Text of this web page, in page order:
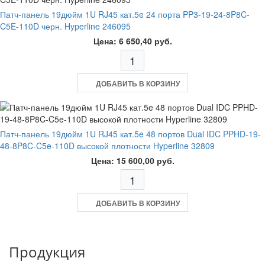
Патч-панель 19дюйм 1U RJ45 кат.5e 24 порта PP3-19-24-8P8C-
C5E-110D черн. Hyperline 246095
Цена: 6 650,40 руб.
ДОБАВИТЬ В КОРЗИНУ
Патч-панель 19дюйм 1U RJ45 кат.5e 48 портов Dual IDC PPHD-19-
48-8P8C-C5e-110D высокой плотности Hyperline 32809
Цена: 15 600,00 руб.
ДОБАВИТЬ В КОРЗИНУ
Продукция